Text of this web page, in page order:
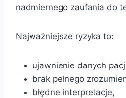
nadmiernego zaufania do
Najważniejsze ryzyka to:
ujawnienie danych
brak pełnego
błędne interpretacje,